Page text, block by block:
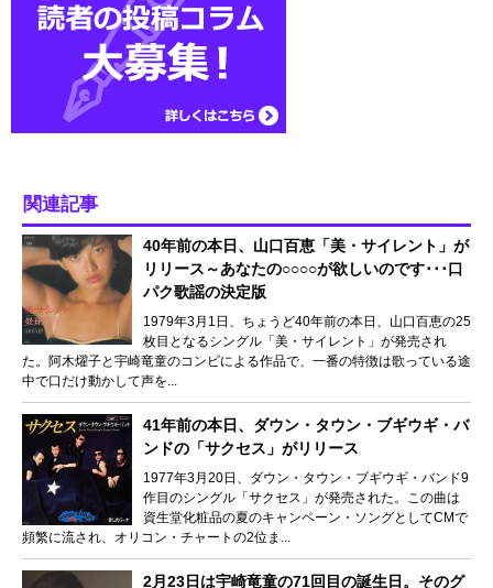
関連記事
40年前の本日、山口百恵「美・サイレント」が
リリース～あなたの○○○○が欲しいのです･･･口
パク歌謡の決定版
1979年3月1日、ちょうど40年前の本日、山口百恵の25
枚目となるシングル「美・サイレント」が発売され
た。阿木燿子と宇崎竜童のコンビによる作品で、一番の特徴は歌っている途
中で口だけ動かして声を...
41年前の本日、ダウン・タウン・ブギウギ・バ
ンドの「サクセス」がリリース
1977年3月20日、ダウン・タウン・ブギウギ・バンド9
作目のシングル「サクセス」が発売された。この曲は
資生堂化粧品の夏のキャンペーン・ソングとしてCMで
頻繁に流され、オリコン・チャートの2位ま...
2月23日は宇崎竜童の71回目の誕生日。そのグ